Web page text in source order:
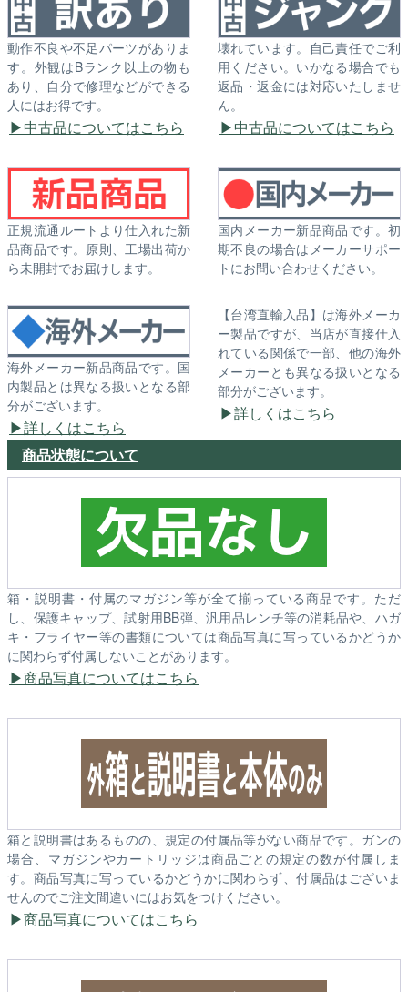
動作不良や不足パーツがありま
す。外観はBランク以上の物も
あり、自分で修理などができる
人にはお得です。
中古品についてはこちら
壊れています。自己責任でご利
用ください。いかなる場合でも
返品・返金には対応いたしませ
ん。
中古品についてはこちら
正規流通ルートより仕入れた新
品商品です。原則、工場出荷か
ら未開封でお届けします。
国内メーカー新品商品です。初
期不良の場合はメーカーサポー
トにお問い合わせください。
海外メーカー新品商品です。国
内製品とは異なる扱いとなる部
分がございます。
詳しくはこちら
【台湾直輸入品】は海外メーカ
ー製品ですが、当店が直接仕入
れている関係で一部、他の海外
メーカーとも異なる扱いとなる
部分がございます。
詳しくはこちら
商品状態について
箱・説明書・付属のマガジン等が全て揃っている商品です。ただ
し、保護キャップ、試射用BB弾、汎用品レンチ等の消耗品や、ハガ
キ・フライヤー等の書類については商品写真に写っているかどうか
に関わらず付属しないことがあります。
商品写真についてはこちら
箱と説明書はあるものの、規定の付属品等がない商品です。ガンの
場合、マガジンやカートリッジは商品ごとの規定の数が付属しま
す。商品写真に写っているかどうかに関わらず、付属品はございま
せんのでご注文間違いにはお気をつけください。
商品写真についてはこちら